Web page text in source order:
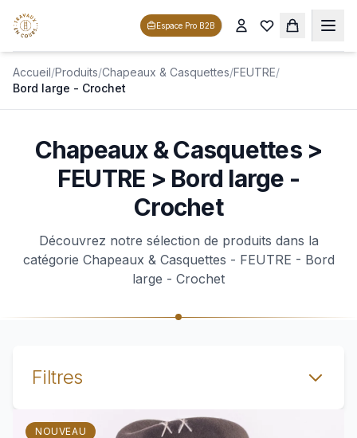
Espace Pro B2B
Accueil/Produits/Chapeaux & Casquettes/FEUTRE/
Bord large - Crochet
Chapeaux & Casquettes >
FEUTRE > Bord large -
Crochet
Découvrez notre sélection de produits dans la
catégorie Chapeaux & Casquettes - FEUTRE - Bord
large - Crochet
Filtres
Voir le produit Chapeau feutre bord large CROCHET
NOUVEAU